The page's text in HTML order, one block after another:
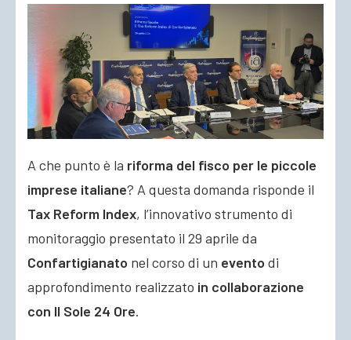
A che punto è la riforma del fisco per le piccole
imprese italiane? A questa domanda risponde il
Tax Reform Index, l’innovativo strumento di
monitoraggio presentato il 29 aprile da
Confartigianato nel corso di un evento di
approfondimento realizzato in collaborazione
con Il Sole 24 Ore.